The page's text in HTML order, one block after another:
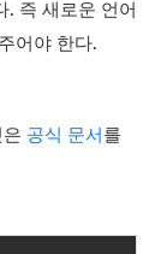
즉 새로운 언어
어야 한다.
공식 문서 를